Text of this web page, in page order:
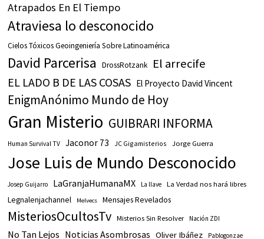
Atrapados En El Tiempo
Atraviesa lo desconocido
Cielos Tóxicos Geoingeniería Sobre Latinoamérica
David Parcerisa DrossRotzank El arrecife
EL LADO B DE LAS COSAS El Proyecto David Vincent
EnigmAnónimo Mundo de Hoy
Gran Misterio GUIBRARI INFORMA
Human Survival TV Jaconor 73 JC Gigamisterios Jorge Guerra
Jose Luis de Mundo Desconocido
Josep Guijarro LaGranjaHumanaMX La llave La Verdad nos hará libres
Legnalenjachannel Melvecs Mensajes Revelados
MisteriosOcultosTv Misterios Sin Resolver Nación ZDI
No Tan Lejos Noticias Asombrosas Oliver Ibáñez Pablogonzae